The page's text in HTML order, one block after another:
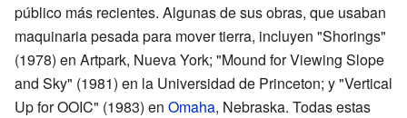
público más recientes. Algunas de sus obras, que usaban
maquinaria pesada para mover tierra, incluyen "Shorings"
(1978) en Artpark, Nueva York; "Mound for Viewing Slope
and Sky" (1981) en la Universidad de Princeton; y "Vertical
Up for OOIC" (1983) en Omaha, Nebraska. Todas estas